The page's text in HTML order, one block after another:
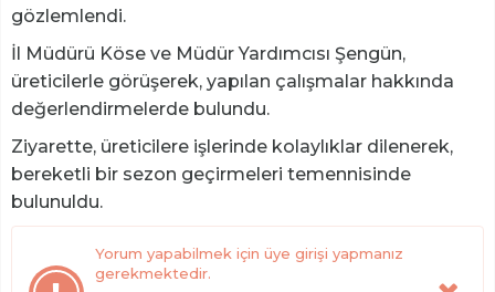
gözlemlendi.
İl Müdürü Köse ve Müdür Yardımcısı Şengün,
üreticilerle görüşerek, yapılan çalışmalar hakkında
değerlendirmelerde bulundu.
Ziyarette, üreticilere işlerinde kolaylıklar dilenerek,
bereketli bir sezon geçirmeleri temennisinde
bulunuldu.
Yorum yapabilmek için üye girişi yapmanız
gerekmektedir.